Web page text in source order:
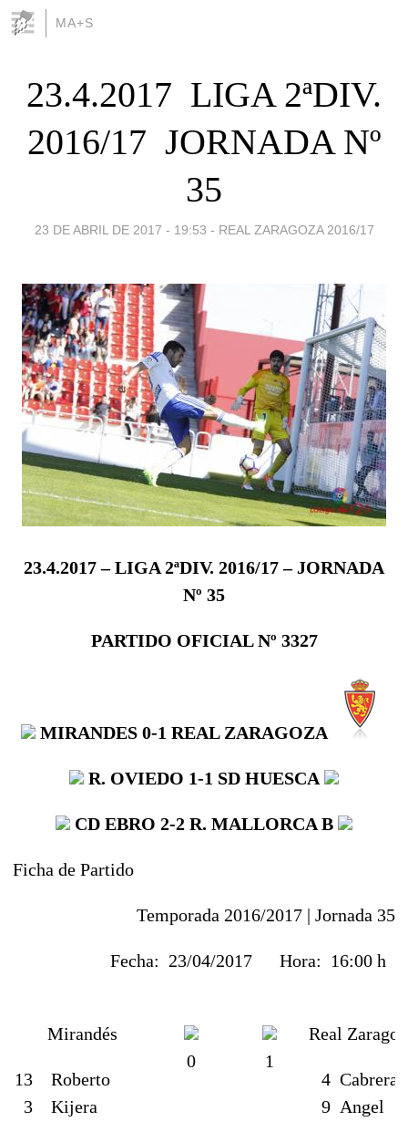
MA+S
23.4.2017  LIGA 2ªDIV.
2016/17  JORNADA Nº
35
23 DE ABRIL DE 2017 - 19:53 - REAL ZARAGOZA 2016/17
23.4.2017 – LIGA 2ªDIV. 2016/17 – JORNADA
Nº 35
PARTIDO OFICIAL Nº 3327
MIRANDES 0-1 REAL ZARAGOZA
R. OVIEDO 1-1 SD HUESCA
CD EBRO 2-2 R. MALLORCA B
Ficha de Partido
Temporada 2016/2017 | Jornada 35
Fecha: 23/04/2017 Hora: 16:00 h
Mirandés
13
Roberto
3
Kijera
0 1
Real
4 Cabrera
9 Angel